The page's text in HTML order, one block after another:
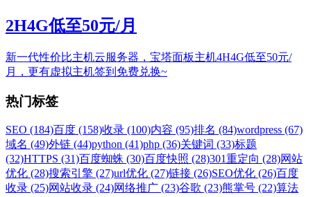
2H4G低至50元/月
新一代性价比主机云服务器，宝塔面板主机4H4G低至50元/
月，更有虚拟主机签到免费兑换~
热门标签
SEO (184)百度 (158)收录 (100)内容 (95)排名 (84)wordpress (67)
域名 (49)外链 (44)python (41)php (36)关键词 (33)标题
(32)HTTPS (31)百度蜘蛛 (30)百度快照 (28)301重定向 (28)网站
优化 (28)搜索引擎 (27)url优化 (27)链接 (26)SEO优化 (26)百度
收录 (25)网站收录 (24)网络推广 (23)谷歌 (23)熊掌号 (22)算法